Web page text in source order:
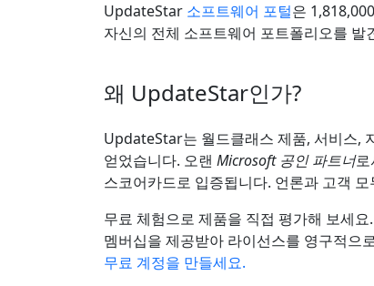
UpdateStar 소프트웨어 포털은
자신의 전체 소프트웨어 포트폴리오를
왜 UpdateStar인가?
UpdateStar는 월드클래스 제품, 서비스,
얻었습니다. 오랜 Microsoft 공인 파트너로
스코어카드로 입증됩니다. 언론과 고객
무료 체험으로 제품을 직접 평가해 보세
멤버십을 제공받아 라이선스를 영구적으
무료 계정을 만들세요.